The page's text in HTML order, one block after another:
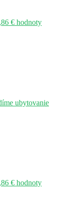
€ hodnoty
ubytovanie
€ hodnoty